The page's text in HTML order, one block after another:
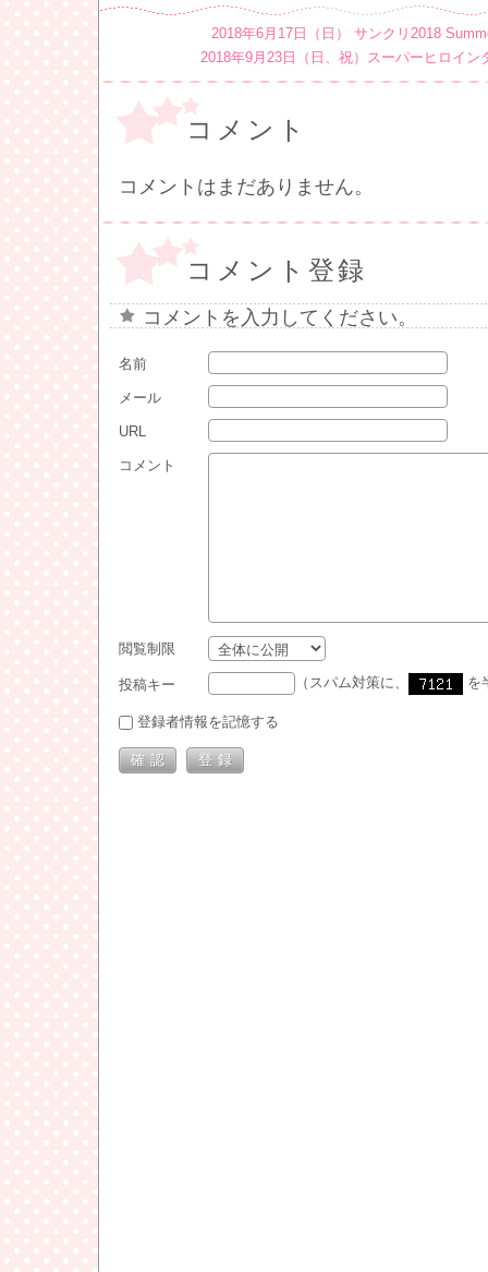
2018年6月17日（日） サンクリ2018
2018年9月23日（日、祝）スーパーヒロイン
コメント
コメントはまだありません。
コメント登録
コメントを入力してください。
名前
メール
URL
コメント
閲覧制限
投稿キー （スパム対策に、 を
登録者情報を記憶する